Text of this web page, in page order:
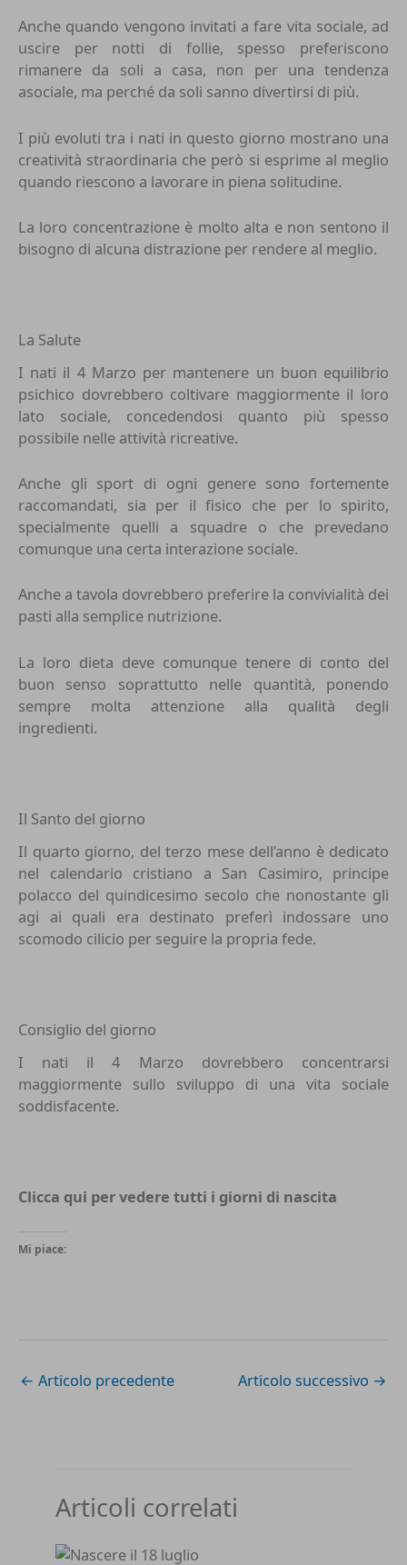
Anche quando vengono invitati a fare vita sociale, ad
uscire per notti di follie, spesso preferiscono
rimanere da soli a casa, non per una tendenza
asociale, ma perché da soli sanno divertirsi di più.
I più evoluti tra i nati in questo giorno mostrano una
creatività straordinaria che però si esprime al meglio
quando riescono a lavorare in piena solitudine.
La loro concentrazione è molto alta e non sentono il
bisogno di alcuna distrazione per rendere al meglio.
La Salute
I nati il 4 Marzo per mantenere un buon equilibrio
psichico dovrebbero coltivare maggiormente il loro
lato sociale, concedendosi quanto più spesso
possibile nelle attività ricreative.
Anche gli sport di ogni genere sono fortemente
raccomandati, sia per il fisico che per lo spirito,
specialmente quelli a squadre o che prevedano
comunque una certa interazione sociale.
Anche a tavola dovrebbero preferire la convivialità dei
pasti alla semplice nutrizione.
La loro dieta deve comunque tenere di conto del
buon senso soprattutto nelle quantità, ponendo
sempre molta attenzione alla qualità degli
ingredienti.
Il Santo del giorno
Il quarto giorno, del terzo mese dell’anno è dedicato
nel calendario cristiano a San Casimiro, principe
polacco del quindicesimo secolo che nonostante gli
agi ai quali era destinato preferì indossare uno
scomodo cilicio per seguire la propria fede.
Consiglio del giorno
I nati il 4 Marzo dovrebbero concentrarsi
maggiormente sullo sviluppo di una vita sociale
soddisfacente.
Clicca qui per vedere tutti i giorni di nascita
Mi piace:
← Articolo precedente Articolo successivo →
Articoli correlati